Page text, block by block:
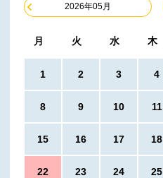
2026年05月
月 火 水 木
1 2 3 4
8 9 10 11
15 16 17 18
22 23 24 25